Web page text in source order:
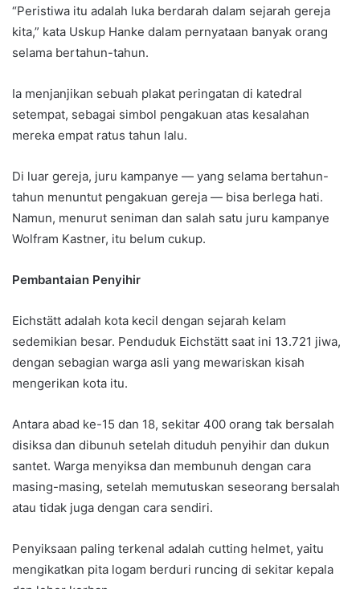
“Peristiwa itu adalah luka berdarah dalam sejarah gereja
kita,” kata Uskup Hanke dalam pernyataan banyak orang
selama bertahun-tahun.
Ia menjanjikan sebuah plakat peringatan di katedral
setempat, sebagai simbol pengakuan atas kesalahan
mereka empat ratus tahun lalu.
Di luar gereja, juru kampanye — yang selama bertahun-
tahun menuntut pengakuan gereja — bisa berlega hati.
Namun, menurut seniman dan salah satu juru kampanye
Wolfram Kastner, itu belum cukup.
Pembantaian Penyihir
Eichstätt adalah kota kecil dengan sejarah kelam
sedemikian besar. Penduduk Eichstätt saat ini 13.721 jiwa,
dengan sebagian warga asli yang mewariskan kisah
mengerikan kota itu.
Antara abad ke-15 dan 18, sekitar 400 orang tak bersalah
disiksa dan dibunuh setelah dituduh penyihir dan dukun
santet. Warga menyiksa dan membunuh dengan cara
masing-masing, setelah memutuskan seseorang bersalah
atau tidak juga dengan cara sendiri.
Penyiksaan paling terkenal adalah cutting helmet, yaitu
mengikatkan pita logam berduri runcing di sekitar kepala